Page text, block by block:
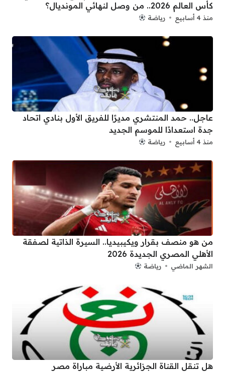
كأس العالم 2026.. من وصل لنهائي المونديال؟
منذ 4 أسابيع رياضة
عاجل.. حمد المنتشري مديرًا للفريق الأول بنادي اتحاد
جدة استعدادًا للموسم الجديد
منذ 4 أسابيع رياضة
من هو منصف بقرار ويكيبيديا.. السيرة الذاتية لصفقة
الأهلي المصري الجديدة 2026
الشهر الماضي رياضة
هل تنقل القناة الجزائرية الأرضية مباراة مصر